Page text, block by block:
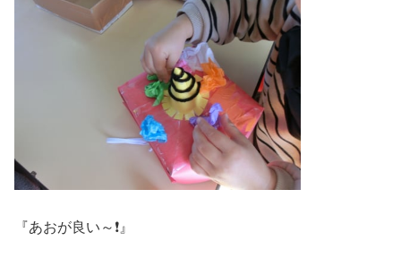
『あおが良い～❗』